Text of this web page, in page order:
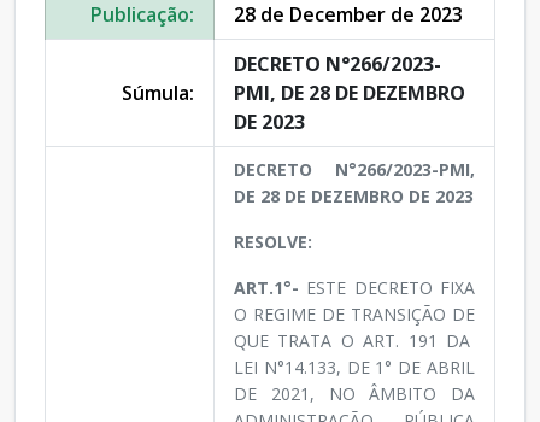
Publicação:
28 de December de 2023
Súmula:
DECRETO N°266/2023-
PMI, DE 28 DE DEZEMBRO
DE 2023
DECRETO N°266/2023-PMI,
DE 28 DE DEZEMBRO DE 2023
RESOLVE:
ART.1°- ESTE DECRETO FIXA
O REGIME DE TRANSIÇÃO DE
QUE TRATA O ART. 191 DA
LEI N°14.133, DE 1° DE ABRIL
DE 2021, NO ÂMBITO DA